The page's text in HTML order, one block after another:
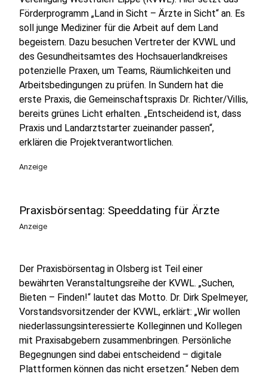
Förderprogramm „Land in Sicht – Ärzte in Sicht“ an. Es
soll junge Mediziner für die Arbeit auf dem Land
begeistern. Dazu besuchen Vertreter der KVWL und
des Gesundheitsamtes des Hochsauerlandkreises
potenzielle Praxen, um Teams, Räumlichkeiten und
Arbeitsbedingungen zu prüfen. In Sundern hat die
erste Praxis, die Gemeinschaftspraxis Dr. Richter/Villis,
bereits grünes Licht erhalten. „Entscheidend ist, dass
Praxis und Landarztstarter zueinander passen“,
erklären die Projektverantwortlichen.
Anzeige
Praxisbörsentag: Speeddating für Ärzte
Anzeige
Der Praxisbörsentag in Olsberg ist Teil einer
bewährten Veranstaltungsreihe der KVWL. „Suchen,
Bieten – Finden!“ lautet das Motto. Dr. Dirk Spelmeyer,
Vorstandsvorsitzender der KVWL, erklärt: „Wir wollen
niederlassungsinteressierte Kolleginnen und Kollegen
mit Praxisabgebern zusammenbringen. Persönliche
Begegnungen sind dabei entscheidend – digitale
Plattformen können das nicht ersetzen.“ Neben dem